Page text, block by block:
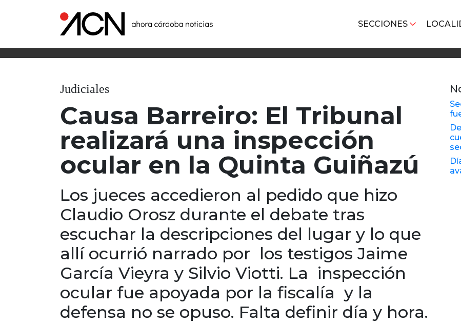
SECCIONES
Judiciales
Causa Barreiro: El Tribunal
realizará una inspección
ocular en la Quinta Guiñazú
Los jueces accedieron al pedido que hizo
Claudio Orosz durante el debate tras
escuchar la descripciones del lugar y lo que
allí ocurrió narrado por los testigos Jaime
García Vieyra y Silvio Viotti. La inspección
ocular fue apoyada por la fiscalía y la
defensa no se opuso. Falta definir día y hora.